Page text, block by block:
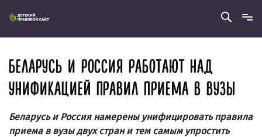
БЕЛАРУСЬ И РОССИЯ РАБОТАЮТ НАД
УНИФИКАЦИЕЙ ПРАВИЛ ПРИЕМА В ВУЗЫ
Беларусь и Россия намерены унифицировать правила
приема в вузы двух стран и тем самым упростить